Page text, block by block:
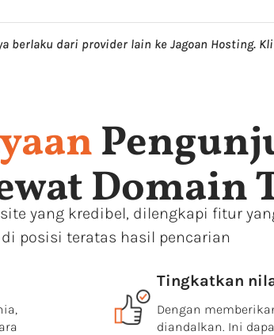
berlaku dari provider lain ke Jagoan Hosting.
Domain
yang kredibel, dilengkapi fitur
posisi teratas hasil pencarian
Tingkatkan
Dengan
diandalkan. Ini